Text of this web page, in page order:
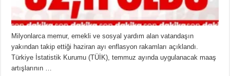
Milyonlarca memur, emekli ve sosyal yardım alan vatandaşın
yakından takip ettiği haziran ayı enflasyon rakamları açıklandı.
Türkiye İstatistik Kurumu (TÜİK), temmuz ayında uygulanacak maaş
artışlarının …